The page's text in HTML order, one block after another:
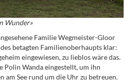
Wunder»
Familie Wegmeister-Gloor
betagten Familienoberhaupts klar:
eingewiesen, zu lieblos wäre das.
Polin Wanda eingestellt, um ihn
am See rund um die Uhr zu betreuen.